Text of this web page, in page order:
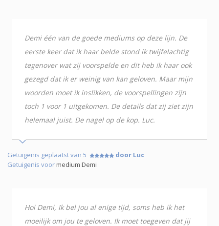
Demi één van de goede mediums op deze lijn. De
eerste keer dat ik haar belde stond ik twijfelachtig
tegenover wat zij voorspelde en dit heb ik haar ook
gezegd dat ik er weinig van kan geloven. Maar mijn
woorden moet ik inslikken, de voorspellingen zijn
toch 1 voor 1 uitgekomen. De details dat zij ziet zijn
helemaal juist. De nagel op de kop. Luc.
Getuigenis geplaatst van 5
door Luc
Getuigenis voormedium Demi
Hoi Demi, Ik bel jou al enige tijd, soms heb ik het
moeilijk om jou te geloven. Ik moet toegeven dat jij